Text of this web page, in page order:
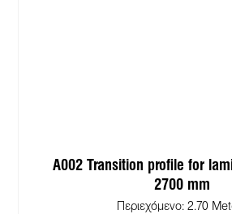
A002 Transition profile for
2700 mm
Περιεχόμενο: 2.70